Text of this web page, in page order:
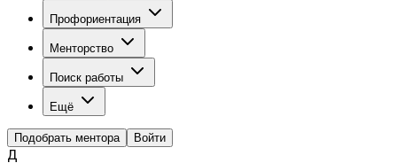
Профориентация
Менторство
Поиск работы
Ещё
Подобрать ментора Войти
Д